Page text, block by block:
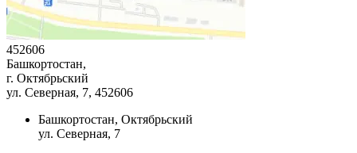
452606
Башкортостан,
г. Октябрьский
ул. Северная, 7, 452606
Башкортостан, Октябрьский
ул. Северная, 7